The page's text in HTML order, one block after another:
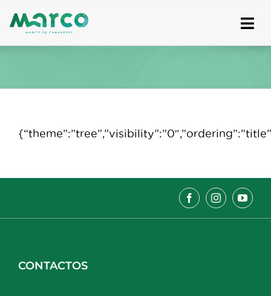
to
CONTACTOS